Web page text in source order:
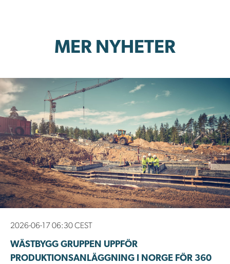
MER NYHETER
2026-06-17 06:30 CEST
WÄSTBYGG GRUPPEN UPPFÖR
PRODUKTIONSANLÄGGNING I NORGE FÖR 360